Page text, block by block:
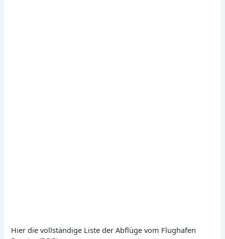
Hier die vollständige Liste der Abflüge vom Flughafen